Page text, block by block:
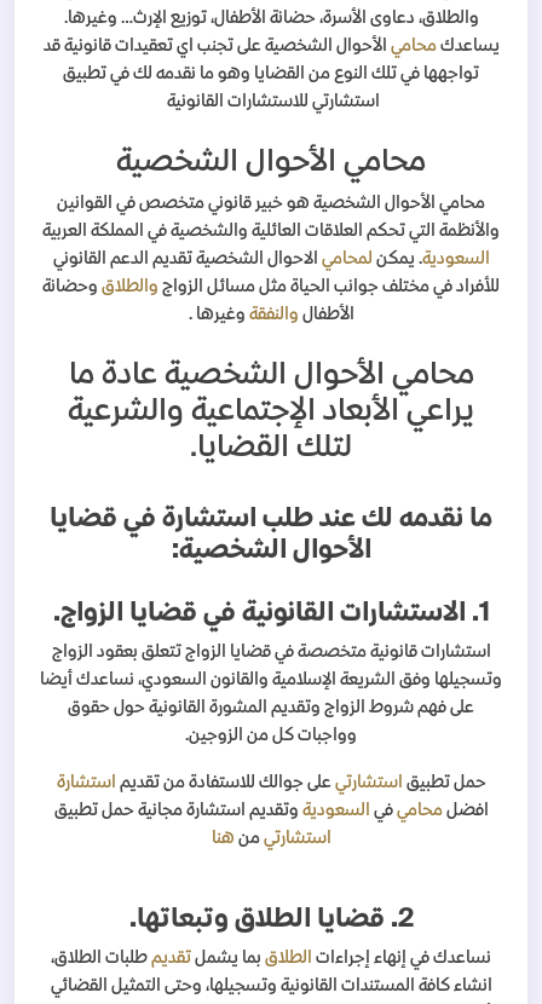
والطلاق، دعاوى الأسرة، حضانة الأطفال، توزيع الإرث… وغيرها.
يساعدكمحامي الأحوال الشخصية على تجنب اي تعقيدات قانونية قد
تواجهها في تلك النوع من القضايا وهو ما نقدمه لك في تطبيق
استشارتي للاستشارات القانونية
محامي الأحوال الشخصية
محامي الأحوال الشخصية هو خبير قانوني متخصص في القوانين
والأنظمة التي تحكم العلاقات العائلية والشخصية في المملكة العربية
السعودية. يمكن لمحامي الاحوال الشخصية تقديم الدعم القانوني
للأفراد في مختلف جوانب الحياة مثل مسائل الزواج والطلاق وحضانة
الأطفال والنفقة وغيرها .
محامي الأحوال الشخصية عادة ما
يراعي الأبعاد الإجتماعية والشرعية
لتلك القضايا.
ما نقدمه لك عند طلب استشارة في قضايا
الأحوال الشخصية:
1. الاستشارات القانونية في قضايا الزواج.
استشارات قانونية متخصصة في قضايا الزواج تتعلق بعقود الزواج
وتسجيلها وفق الشريعة الإسلامية والقانون السعودي، نساعدك أيضا
على فهم شروط الزواج وتقديم المشورة القانونية حول حقوق
وواجبات كل من الزوجين.
حمل تطبيق استشارتيعلى جوالك للاستفادة من تقديم استشارة
افضلمحاميفي السعودية وتقديم استشارة مجانية حمل تطبيق
استشارتيمن هنا
2. قضايا الطلاق وتبعاتها.
نساعدك في إنهاء إجراءات الطلاق بما يشمل تقديم طلبات الطلاق،
انشاء كافة المستندات القانونية وتسجيلها، وحتى التمثيل القضائي